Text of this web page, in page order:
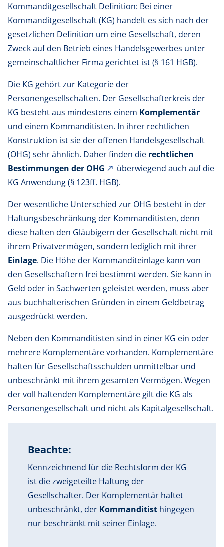
Kommanditgesellschaft Definition: Bei einer
Kommanditgesellschaft (KG) handelt es sich nach der
gesetzlichen Definition um eine Gesellschaft, deren
Zweck auf den Betrieb eines Handelsgewerbes unter
gemeinschaftlicher Firma gerichtet ist (§ 161 HGB).
Die KG gehört zur Kategorie der
Personengesellschaften. Der Gesellschafterkreis der
KG besteht aus mindestens einem Komplementär
und einem Kommanditisten. In ihrer rechtlichen
Konstruktion ist sie der offenen Handelsgesellschaft
(OHG) sehr ähnlich. Daher finden die rechtlichen
Bestimmungen der OHG
überwiegend auch auf die
KG Anwendung (§ 123ff. HGB).
Der wesentliche Unterschied zur OHG besteht in der
Haftungsbeschränkung der Kommanditisten, denn
diese haften den Gläubigern der Gesellschaft nicht mit
ihrem Privatvermögen, sondern lediglich mit ihrer
Einlage. Die Höhe der Kommanditeinlage kann von
den Gesellschaftern frei bestimmt werden. Sie kann in
Geld oder in Sachwerten geleistet werden, muss aber
aus buchhalterischen Gründen in einem Geldbetrag
ausgedrückt werden.
Neben den Kommanditisten sind in einer KG ein oder
mehrere Komplementäre vorhanden. Komplementäre
haften für Gesellschaftsschulden unmittelbar und
unbeschränkt mit ihrem gesamten Vermögen. Wegen
der voll haftenden Komplementäre gilt die KG als
Personengesellschaft und nicht als Kapitalgesellschaft.
Beachte:
Kennzeichnend für die Rechtsform der KG
ist die zweigeteilte Haftung der
Gesellschafter. Der Komplementär haftet
unbeschränkt, der Kommanditist hingegen
nur beschränkt mit seiner Einlage.